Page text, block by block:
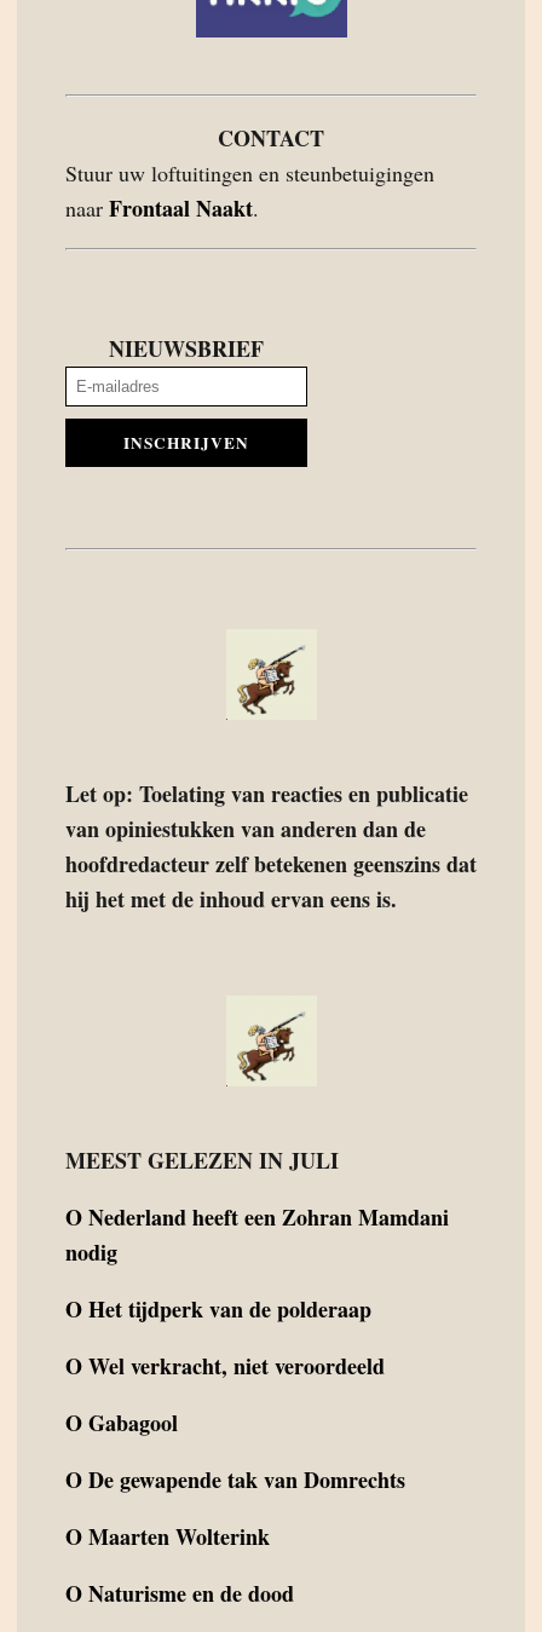
CONTACT
Stuur uw loftuitingen en steunbetuigingen
naar Frontaal Naakt.
NIEUWSBRIEF
INSCHRIJVEN
Let op: Toelating van reacties en publicatie
van opiniestukken van anderen dan de
hoofdredacteur zelf betekenen geenszins dat
hij het met de inhoud ervan eens is.
MEEST GELEZEN IN JULI
ONederland heeft een Zohran Mamdani
nodig
OHet tijdperk van de polderaap
OWel verkracht, niet veroordeeld
OGabagool
ODe gewapende tak van Domrechts
OMaarten Wolterink
ONaturisme en de dood